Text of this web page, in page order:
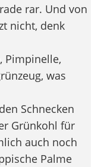
rar. Und von
nicht, denk
Pimpinelle,
was
Schnecken
Grünkohl für
auch noch
Palme